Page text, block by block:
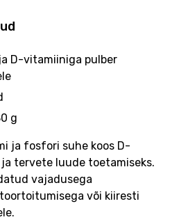
D-vitamiiniga pulber
g
ja fosfori suhe koos D-
tervete luude toetamiseks.
vajadusega
või kiiresti